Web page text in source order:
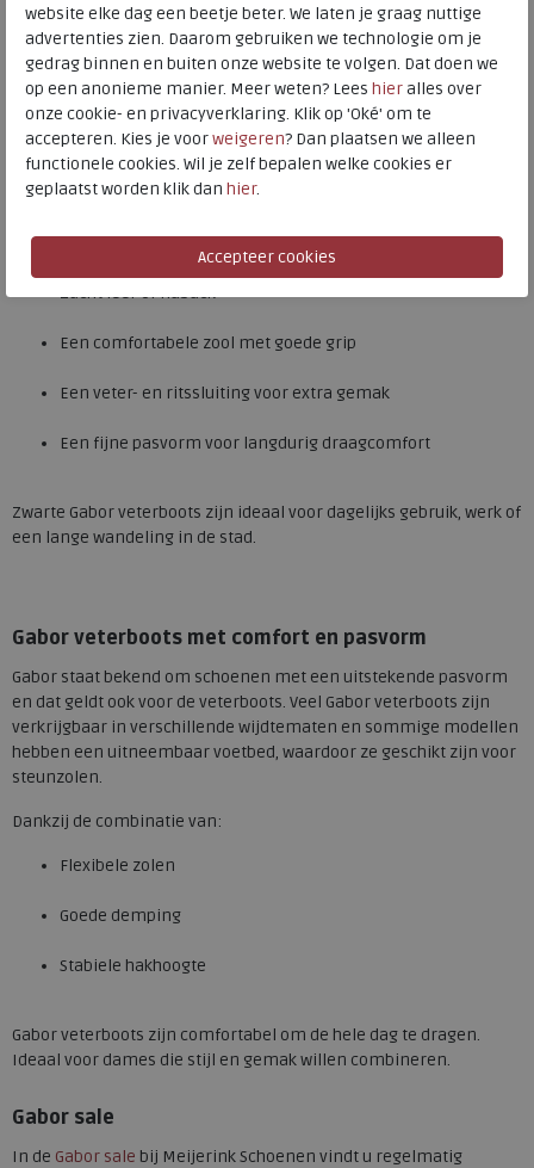
7 5 6,5 7,5 9 10
Zwarte veterboots dames
Zwarte veterboots voor dames zijn echte allrounders in de
garderobe. Ze zijn stijlvol, praktisch en passen bij vrijwel iedere
outfit. Gabor biedt zwarte veterboots in diverse uitvoeringen: van
Veel modellen zijn voorzien van:
Zacht leer of nubuck
Een comfortabele zool met goede grip
Een veter- en ritssluiting voor extra gemak
Een fijne pasvorm voor langdurig draagcomfort
Zwarte Gabor veterboots zijn ideaal voor dagelijks gebruik, werk of
een lange wandeling in de stad.
Gabor veterboots met comfort en pasvorm
Gabor staat bekend om schoenen met een uitstekende pasvorm
en dat geldt ook voor de veterboots. Veel Gabor veterboots zijn
verkrijgbaar in verschillende wijdtematen en sommige modellen
hebben een uitneembaar voetbed, waardoor ze geschikt zijn voor
steunzolen.
Dankzij de combinatie van:
Flexibele zolen
Goede demping
Stabiele hakhoogte
Gabor veterboots zijn comfortabel om de hele dag te dragen.
Ideaal voor dames die stijl en gemak willen combineren.
Gabor sale
In de Gabor sale bij Meijerink Schoenen vindt u regelmatig
website elke dag een beetje beter. We laten je graag nuttige
advertenties zien. Daarom gebruiken we technologie om je
gedrag binnen en buiten onze website te volgen. Dat doen we
op een anonieme manier. Meer weten? Lees hieralles over
onze cookie- en privacyverklaring. Klik op 'Oké' om te
accepteren. Kies je voorweigeren? Dan plaatsen we alleen
functionele cookies. Wil je zelf bepalen welke cookies er
geplaatst worden klik dan hier.